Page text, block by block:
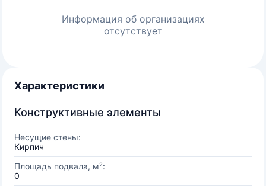
Информация об организациях
отсутствует
Характеристики
Конструктивные элементы
Несущие стены:
Кирпич
Площадь подвала, м²:
0